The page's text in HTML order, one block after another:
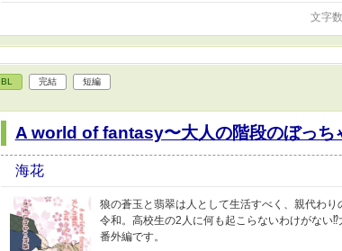
文字
BL 完結 短編
A world of fantasy〜大人の階段のぼっ
海花
狼の蒼玉と翡翠は人として生活すべく、親代わ
令和。高校生の2人に何も起こらないわけがない
番外編です。